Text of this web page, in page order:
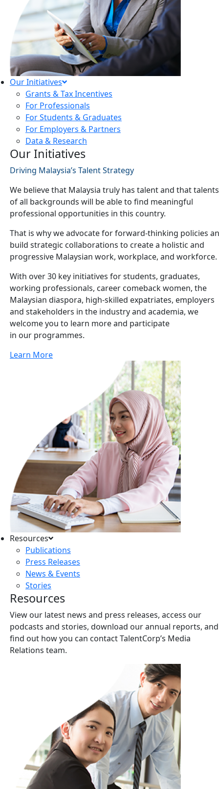
Our Initiatives
Grants & Tax Incentives
For Professionals
For Students & Graduates
For Employers & Partners
Data & Research
Our Initiatives
Driving Malaysia’s Talent Strategy
We believe that Malaysia truly has talent and that talents
of all backgrounds will be able to find meaningful
professional opportunities in this country.
That is why we advocate for forward-thinking policies
build strategic collaborations to create a holistic and
progressive Malaysian work, workplace, and workforce.
With over 30 key initiatives for students, graduates,
working professionals, career comeback women, the
Malaysian diaspora, high-skilled expatriates, employers
and stakeholders in the industry and academia, we
welcome you to learn more and participate
in our programmes.
Learn More
Resources
Publications
Press Releases
News & Events
Stories
Resources
View our latest news and press releases, access our
podcasts and stories, download our annual reports, and
find out how you can contact TalentCorp’s Media
Relations team.